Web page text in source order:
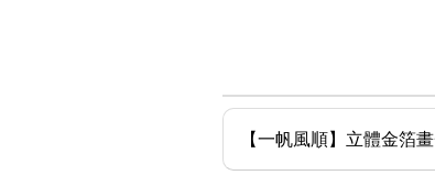
【一帆風順】立體金箔